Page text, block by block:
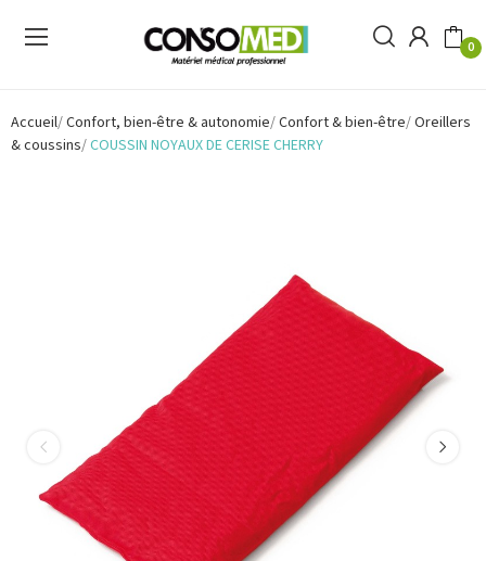
0
Accueil Confort, bien-être & autonomie Confort & bien-être Oreillers
& coussins COUSSIN NOYAUX DE CERISE CHERRY